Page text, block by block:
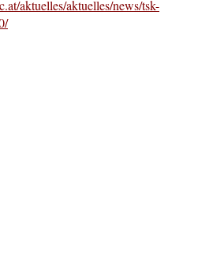
aktuelles/aktuelles/news/tsk-